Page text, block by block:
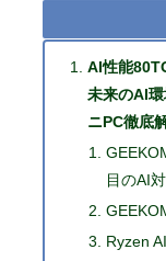
AI性能
未来のAI
ニPC徹底
目のAI
Ryzen